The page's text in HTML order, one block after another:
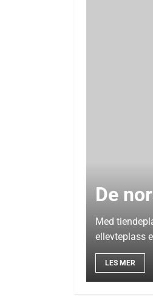
De
Med
ellevteplass
LES MER